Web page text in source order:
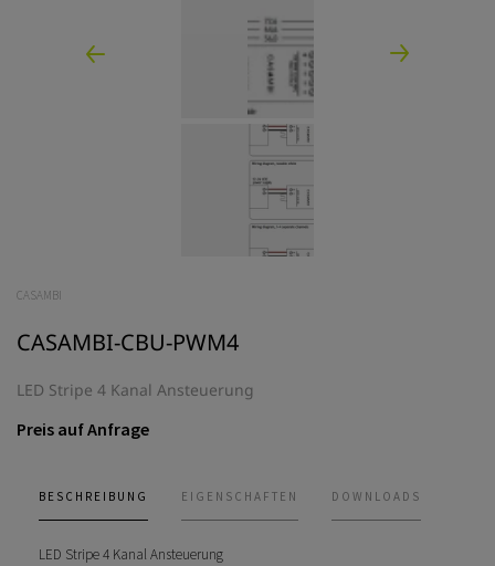
CASAMBI
CASAMBI-CBU-PWM4
LED Stripe 4 Kanal Ansteuerung
Preis auf Anfrage
BESCHREIBUNG EIGENSCHAFTEN DOWNLOADS
LED Stripe 4 Kanal Ansteuerung